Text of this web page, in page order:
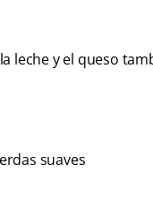
leche y el queso
suaves